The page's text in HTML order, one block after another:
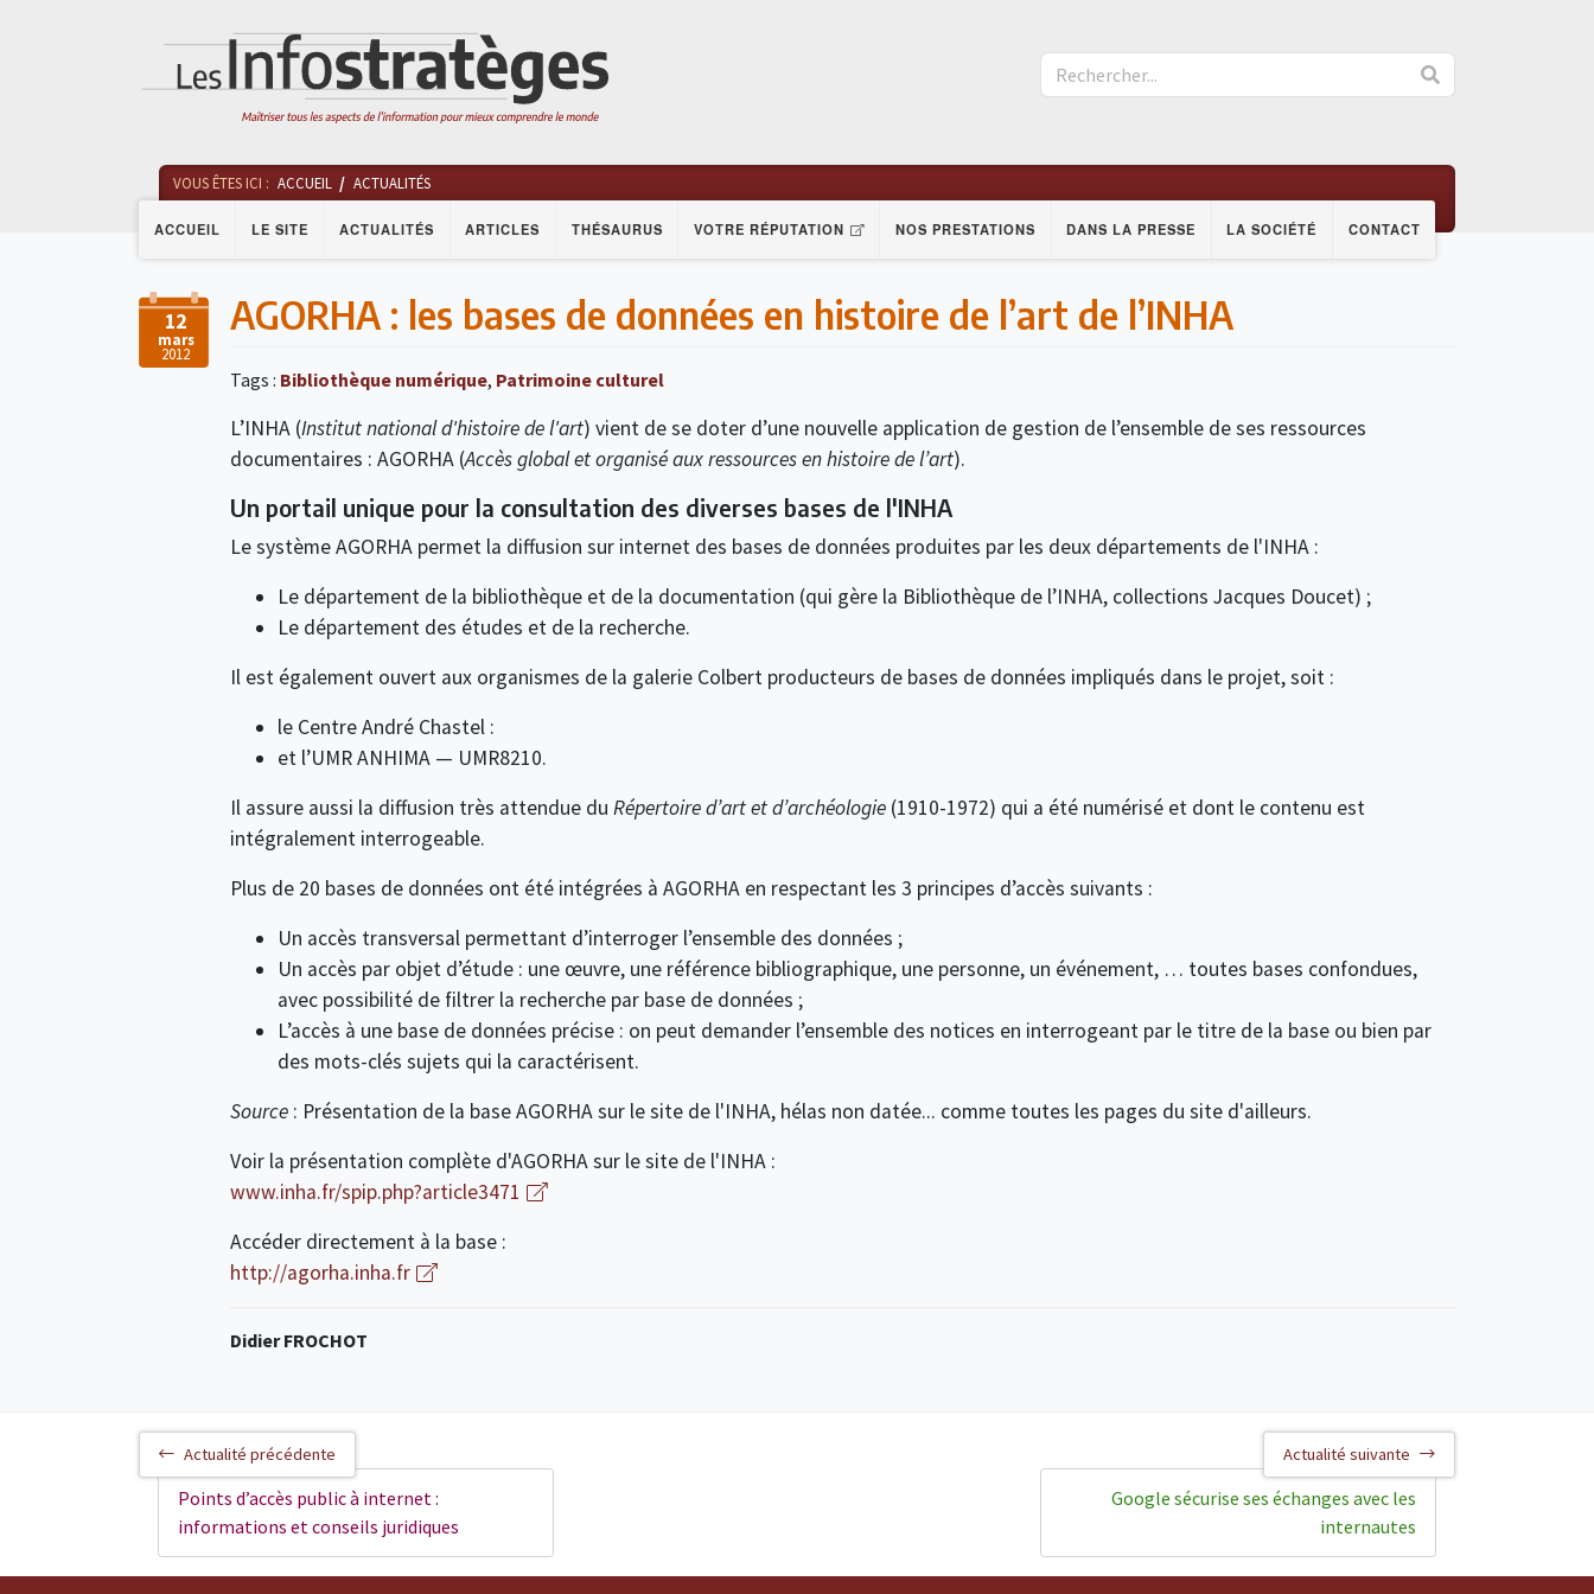
ACCUEIL LE SITE ACTUALITÉS ARTICLES THÉSAURUS VOTRE RÉPUTATION NOS PRESTATIONS DANS LA PRESSE LA SOCIÉTÉ CONTACT
VOUS ÊTES ICI : ACCUEIL ACTUALITÉS
12
mars
2012
AGORHA : les bases de données en histoire de l’art de l’INHA
Tags : Bibliothèque numérique, Patrimoine culturel
L’INHA (Institut national d'histoire de l'art) vient de se doter d’une nouvelle application de gestion de l’ensemble de ses ressources
documentaires : AGORHA (Accès global et organisé aux ressources en histoire de l’art).
Un portail unique pour la consultation des diverses bases de l'INHA
Le système AGORHA permet la diffusion sur internet des bases de données produites par les deux départements de l'INHA :
Le département de la bibliothèque et de la documentation (qui gère la Bibliothèque de l’INHA, collections Jacques Doucet) ;
Le département des études et de la recherche.
Il est également ouvert aux organismes de la galerie Colbert producteurs de bases de données impliqués dans le projet, soit :
le Centre André Chastel :
et l’UMR ANHIMA — UMR8210.
Il assure aussi la diffusion très attendue du Répertoire d’art et d’archéologie(1910-1972) qui a été numérisé et dont le contenu est
intégralement interrogeable.
Plus de 20 bases de données ont été intégrées à AGORHA en respectant les 3 principes d’accès suivants :
Un accès transversal permettant d’interroger l’ensemble des données ;
Un accès par objet d’étude : une œuvre, une référence bibliographique, une personne, un événement, … toutes bases confondues,
avec possibilité de filtrer la recherche par base de données ;
L’accès à une base de données précise : on peut demander l’ensemble des notices en interrogeant par le titre de la base ou bien par
des mots-clés sujets qui la caractérisent.
Source : Présentation de la base AGORHA sur le site de l'INHA, hélas non datée... comme toutes les pages du site d'ailleurs.
Voir la présentation complète d'AGORHA sur le site de l'INHA :
www.inha.fr/spip.php?article3471
Accéder directement à la base :
http://agorha.inha.fr
Didier FROCHOT
Actualité précédente
Points d’accès public à internet :
informations et conseils juridiques
Actualité suivante
Google sécurise ses échanges avec les
internautes